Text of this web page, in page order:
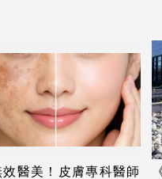
效醫美！皮膚專科醫師